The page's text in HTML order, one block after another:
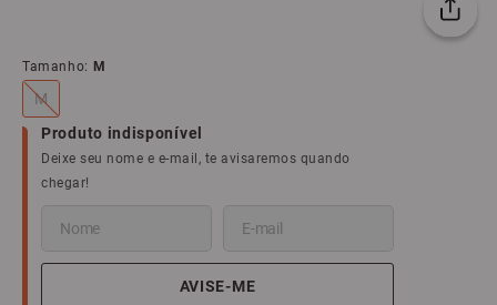
Tamanho: M
M